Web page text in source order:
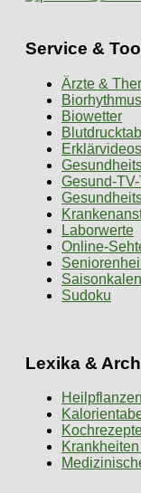
Service &
Ärzte &
Biowetter
Erklärvideos
Gesund-
Laborwerte
Online-
Sudoku
Lexika &